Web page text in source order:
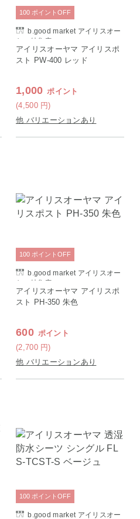
b.good market アイリスオー
ヤマ特集店
アイリスオーヤマ アイリスポ
スト PW-400 レッド
1,000 ポイント
(4,500 円)
100 ポイント OFF
他 バリエーションあり
b.good market アイリスオー
ヤマ特集店
アイリスオーヤマ アイリスポ
スト PH-350 朱色
600 ポイント
(2,700 円)
100 ポイント OFF
他 バリエーションあり
b.good market アイリスオー
100 ポイント OFF